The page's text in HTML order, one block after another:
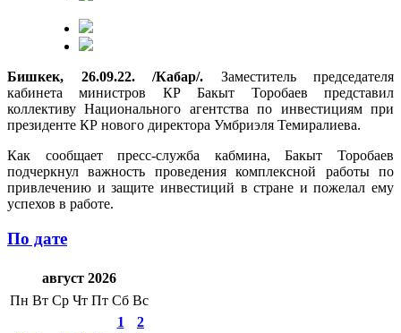
Бишкек, 26.09.22. /Кабар/. Заместитель председателя
кабинета министров КР Бакыт Торобаев представил
коллективу Национального агентства по инвестициям при
президенте КР нового директора Умбриэля Темиралиева.
Как сообщает пресс-служба кабмина, Бакыт Торобаев
подчеркнул важность проведения комплексной работы по
привлечению и защите инвестиций в стране и пожелал ему
успехов в работе.
По дате
август 2026
Пн Вт Ср Чт Пт Сб Вс
1
2